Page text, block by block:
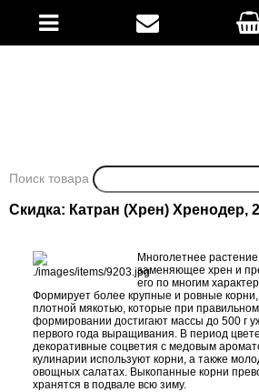
Поиск товара
Скидка: Катран (Хрен) Хренодер,
Многолетнее
заменяющее хрен и
его по многим
Формирует более крупные и ровные
плотной мякотью, которые при правильном
формировании достигают массы до 500 г
первого года выращивания. В период
декоративные соцветия с медовым
кулинарии используют корни, а также
овощных салатах. Выкопанные корни
хранятся в подвале всю зиму.